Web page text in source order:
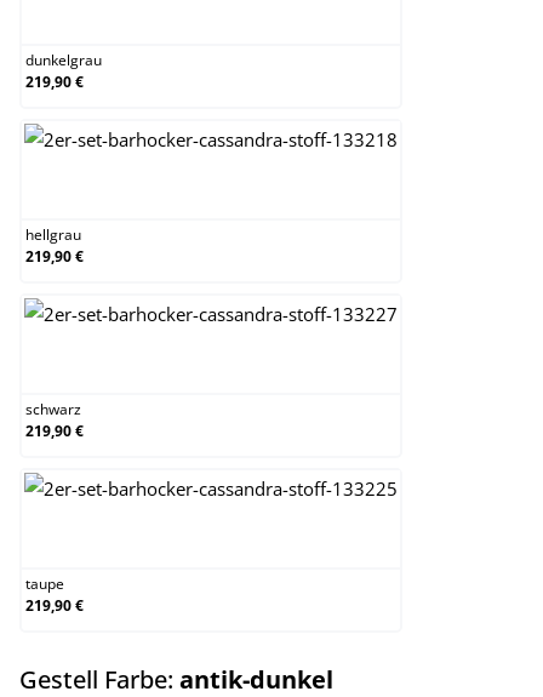
dunkelgrau
219,90 €
hellgrau
219,90 €
schwarz
219,90 €
taupe
219,90 €
Gestell Farbe: antik-dunkel